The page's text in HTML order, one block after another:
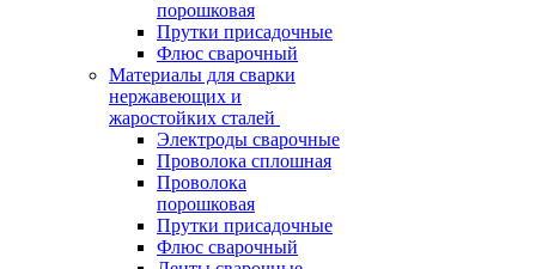
порошковая
Прутки присадочные
Флюс сварочный
Материалы для сварки
нержавеющих и
жаростойких сталей
Электроды сварочные
Проволока сплошная
Проволока
порошковая
Прутки присадочные
Флюс сварочный